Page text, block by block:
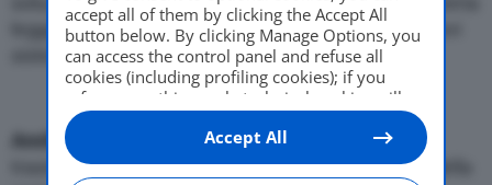
leggera, assetto sportivo e un’ampia offerta di nuovi
sistemi di assistenza e multimediali.
Anche la gamma dei motorie dei sistemi di
trasmissione e’ molto ampia. Punta di diamante della
accept all of them by clicking the Accept All
button below. By clicking Manage Options, you
can access the control panel and refuse all
cookies (including profiling cookies); if you
refuse everything, only technical cookies will
be used by default. Here is the list of
providers.
Cookie consent will be stored and applied also
to the other websites of Editoriale Nazionale
and their subdomains. By expressing your
Accept All